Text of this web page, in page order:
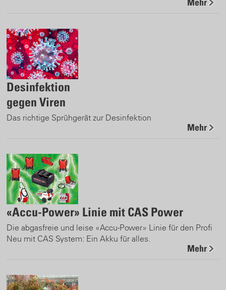
Mehr
Desinfektion
gegen Viren
Das richtige Sprühgerät zur Desinfektion
Mehr
«Accu-Power» Linie mit CAS Power
Die abgasfreie und leise «Accu-Power» Linie für den Profi
Neu mit CAS System: Ein Akku für alles.
Mehr